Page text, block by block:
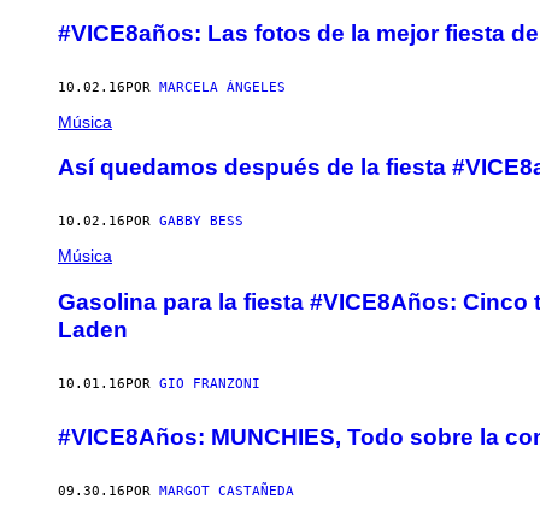
#VICE8años: Las fotos de la mejor fiesta
10.02.16POR MARCELA ÁNGELES
Música
Así quedamos después de la fiesta
10.02.16 POR GABBY BESS
Música
Gasolina para la fiesta #VICE8Años:
Laden
10.01.16POR GIO FRANZONI
#VICE8Años: MUNCHIES, Todo sobre la
09.30.16 POR MARGOT CASTAÑEDA